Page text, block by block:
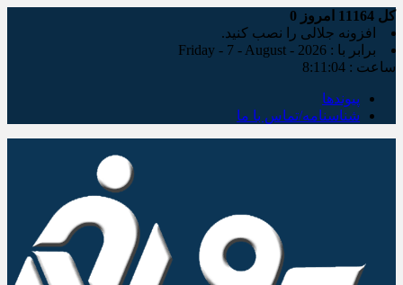
کل امروز 0
افزونه جلالی را نصب کنید.
برابر با : Friday - 7 - August - 2026
ساعت : 8:11:06
پیوندها
شناسنامه/تماس با ما